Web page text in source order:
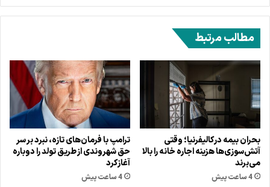
مطالب مرتبط
بحران بیمه در کالیفرنیا؛ وقتی
آتش‌سوزی‌ها هزینه اجاره خانه را بالا
می‌برند
4 ساعت پیش
ترامپ با فرمان‌های تازه، نبرد بر سر
حق شهروندی از طریق تولد را دوباره
آغاز کرد
4 ساعت پیش